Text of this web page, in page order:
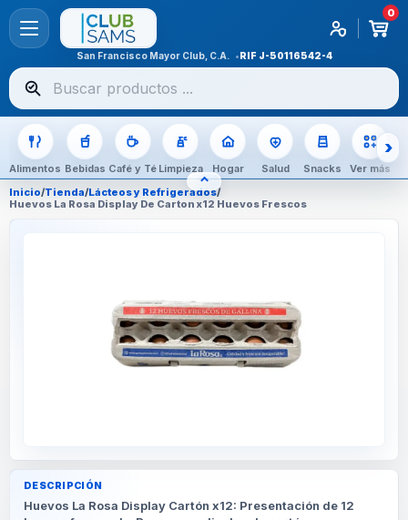
0
San Francisco Mayor Club, C.A. RIF J-50116542-4
Buscar
productos
Alimentos Bebidas Café y Té Limpieza Hogar Salud Snacks Ver más
⌃OCULTAR CATEGORÍAS
Inicio/Tienda/Lácteos y Refrigerados/
Huevos La Rosa Display De Carton x12 Huevos Frescos
DESCRIPCIÓN
Huevos La Rosa Display Cartón x12: Presentación de 12